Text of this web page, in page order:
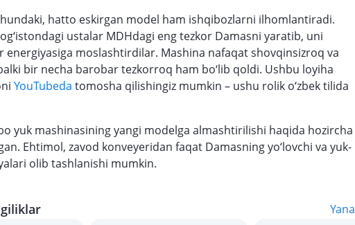
hatto eskirgan model ham ishqibozlarni ilhomlantiradi.
ustalar MDHdagi eng tezkor Damasni yaratib, uni
energiyasiga moslashtirdilar. Mashina nafaqat shovqinsizroq va
bir necha barobar tezkorroq ham bo‘lib qoldi. Ushbu loyiha
YouTubeda tomosha qilishingiz mumkin – ushu rolik o‘zbek tilida
yuk mashinasining yangi modelga almashtirilishi haqida hozircha
Ehtimol, zavod konveyeridan faqat Damasning yo‘lovchi va yuk-
olib tashlanishi mumkin.
Yana